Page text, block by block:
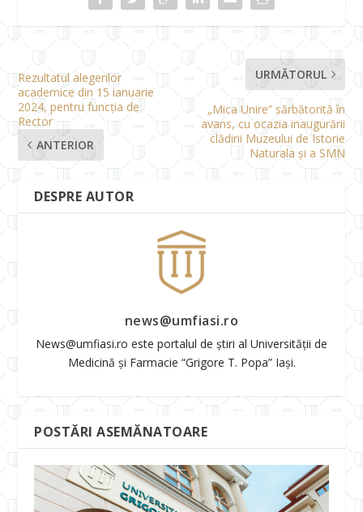
Rezultatul alegerilor
academice din 15 ianuarie
2024, pentru funcția de
Rector
ANTERIOR
URMĂTORUL
„Mica Unire” sărbătorită în
avans, cu ocazia inaugurării
clădirii Muzeului de Istorie
Naturala și a SMN
DESPRE AUTOR
news@umfiasi.ro
News@umfiasi.ro este portalul de știri al Universității de
Medicină și Farmacie “Grigore T. Popa” Iași.
POSTĂRI ASEMĂNATOARE